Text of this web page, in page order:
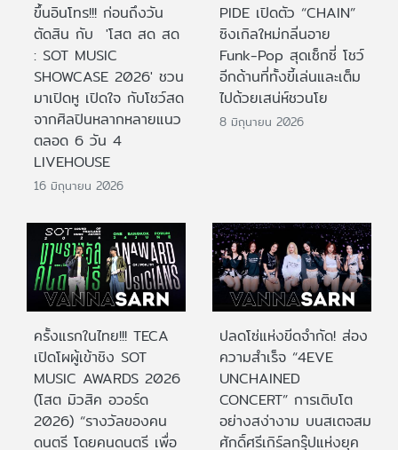
ขึ้นอินโทร!!! ก่อนถึงวัน
ตัดสิน กับ 'โสต สด สด
: SOT MUSIC
SHOWCASE 2026' ชวน
มาเปิดหู เปิดใจ กับโชว์สด
จากศิลปินหลากหลายแนว
ตลอด 6 วัน 4
LIVEHOUSE
16 มิถุนายน 2026
PIDE เปิดตัว “CHAIN”
ซิงเกิลใหม่กลิ่นอาย
Funk-Pop สุดเซ็กซี่ โชว์
อีกด้านที่ทั้งขี้เล่นและเต็ม
ไปด้วยเสน่ห์ชวนโย
8 มิถุนายน 2026
ครั้งแรกในไทย!!! TECA
เปิดโผผู้เข้าชิง SOT
MUSIC AWARDS 2026
(โสต มิวสิค อวอร์ด
2026) “รางวัลของคน
ดนตรี โดยคนดนตรี เพื่อ
ปลดโซ่แห่งขีดจำกัด! ส่อง
ความสำเร็จ “4EVE
UNCHAINED
CONCERT” การเติบโต
อย่างสง่างาม บนสเตจสม
ศักดิ์ศรีเกิร์ลกรุ๊ปแห่งยุค